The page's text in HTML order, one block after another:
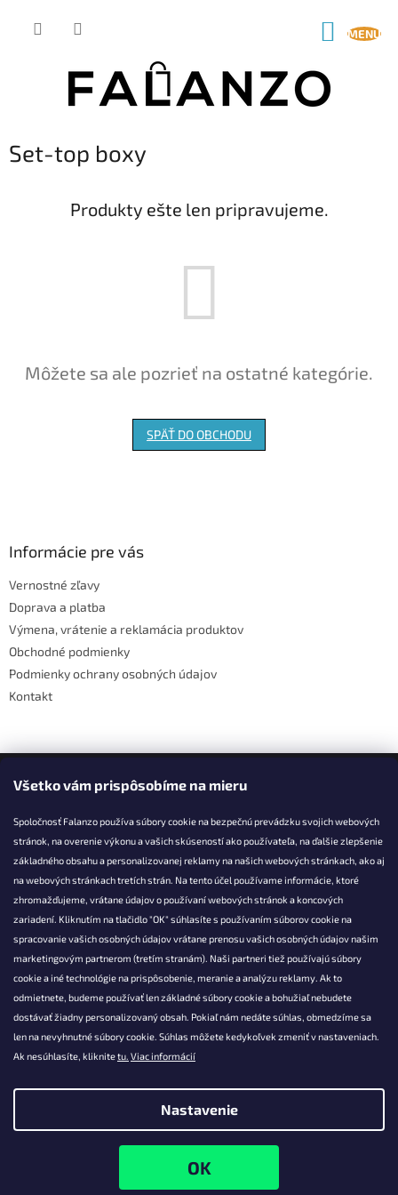
Všetko vám prispôsobíme na mieru
Spoločnosť Falanzo používa súbory cookie na bezpečnú prevádzku svojich webových
stránok, na overenie výkonu a vašich skúseností ako používateľa, na ďalšie zlepšenie
základného obsahu a personalizovanej reklamy na našich webových stránkach, ako aj
na webových stránkach tretích strán. Na tento účel používame informácie, ktoré
zhromažďujeme, vrátane údajov o používaní webových stránok a koncových
zariadení. Kliknutím na tlačidlo "OK" súhlasíte s používaním súborov cookie na
spracovanie vašich osobných údajov vrátane prenosu vašich osobných údajov našim
marketingovým partnerom (tretím stranám). Naši partneri tiež používajú súbory
cookie a iné technológie na prispôsobenie, meranie a analýzu reklamy. Ak to
odmietnete, budeme používať len základné súbory cookie a bohužiaľ nebudete
dostávať žiadny personalizovaný obsah. Pokiaľ nám nedáte súhlas, obmedzíme sa
len na nevyhnutné súbory cookie. Súhlas môžete kedykoľvek zmeniť v nastaveniach.
Ak nesúhlasíte, kliknitetu. Viac informácií
Nastavenie
Set-top boxy
Produkty ešte len pripravujeme.
Môžete sa ale pozrieť na ostatné kategórie.
SPÄŤ DO OBCHODU
Informácie pre vás
Vernostné zľavy
Doprava a platba
Výmena, vrátenie a reklamácia produktov
Obchodné podmienky
Podmienky ochrany osobných údajov
Kontakt
Facebook
KONTAKT
info@falanzo.sk
Falanzo.sk
FalanzoSK
Falanzo.sk. Všetky práva vyhradené.